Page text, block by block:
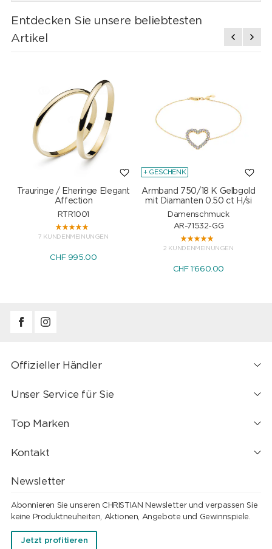
Entdecken Sie unsere beliebtesten
Artikel
Trauringe / Eheringe Elegant
Affection
RTR1001
7 KUNDENMEINUNGEN
CHF 995.00
+ GESCHENK
Armband 750/18 K Gelbgold
mit Diamanten 0.50 ct H/si
Damenschmuck
AR-71532-GG
2 KUNDENMEINUNGEN
CHF 1'660.00
Offizieller Händler
Unser Service für Sie
Top Marken
Kontakt
Newsletter
Abonnieren Sie unseren CHRISTIAN Newsletter und verpassen Sie
keine Produktneuheiten, Aktionen, Angebote und Gewinnspiele.
Jetzt profitieren